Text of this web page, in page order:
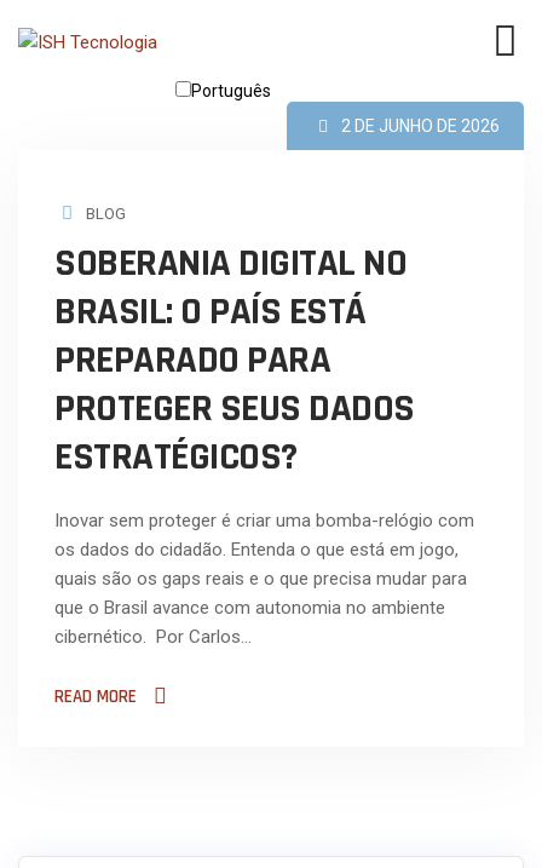
Português
2 DE JUNHO DE 2026
BLOG
SOBERANIA DIGITAL NO
BRASIL: O PAÍS ESTÁ
PREPARADO PARA
PROTEGER SEUS DADOS
ESTRATÉGICOS?
Inovar sem proteger é criar uma bomba-relógio com
os dados do cidadão. Entenda o que está em jogo,
quais são os gaps reais e o que precisa mudar para
que o Brasil avance com autonomia no ambiente
cibernético. Por Carlos…
READ MORE